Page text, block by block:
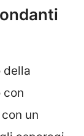
della
con
un